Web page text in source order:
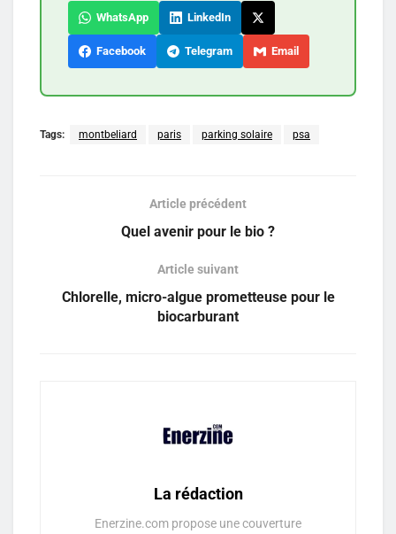
WhatsApp LinkedIn
Facebook Telegram Email
Tags: montbeliard paris parking solaire psa
Article précédent
Quel avenir pour le bio ?
Article suivant
Chlorelle, micro-algue prometteuse pour le
biocarburant
La rédaction
Enerzine.com propose une couverture